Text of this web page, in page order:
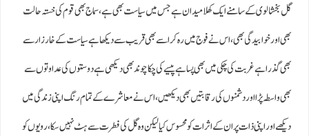
گل بخشالوی کے سامنے ایک کھلا میدان ہے جس میں سیاست بھی ہے، سماج بھی قوم کی خستہ حالت
بھی اور خوابیدگی بھی، اس نے فوج میں رہ کر اسے بھی قریب سے دیکھا ہے سیاست کے خار زار سے
بھی گذرا ہے غربت کی چکی میں بھی پسا ہے پیسے کی چکا چوند بھی دیکھی ہے دوستوں کی عداوتوں سے
بھی واسطہ پڑا اور دشمنوں کی رقابتیں بھی دیکھیں، اس نے معاشرے کے تمام رنگ اپنی زندگی میں
دیکھےاوراپنی ذات پران کے اثرات کومحسوس کیا لیکن وہ گل کی فطرت سے ہٹ نہیں سکا، رویوں کو